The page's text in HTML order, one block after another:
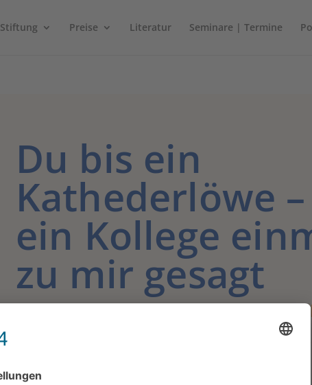
Stiftung Preise Literatur Seminare | Termine
Du bis ein
Kathederlöwe
ein Kollege
zu mir gesagt
DER FAMILIENRECHTLER LUDWIG SALGO BLICKT AUF
DER UNIVERSITÄREN LEHRE UND FORSCHUNG